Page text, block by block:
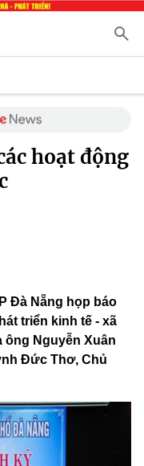
hoạt động
Đà Nẵng họp báo
triển kinh tế - xã
ông Nguyễn Xuân
Đức Thơ, Chủ